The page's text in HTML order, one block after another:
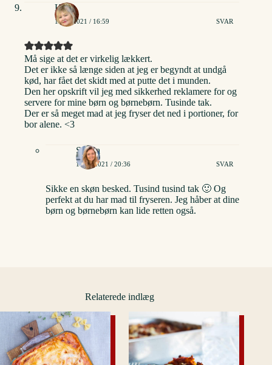
Helle
11/02/2021 / 16:59 SVAR
Må sige at det er virkelig lækkert.
Det er ikke så længe siden at jeg er begyndt at undgå
kød, har fået det skidt med at putte det i munden.
Den her opskrift vil jeg med sikkerhed reklamere for og
servere for mine børn og børnebørn. Tusinde tak.
Der er så meget mad at jeg fryser det ned i portioner, for
bor alene. <3
Stinna
11/02/2021 / 20:36 SVAR
Sikke en skøn besked. Tusind tusind tak 🙂 Og
perfekt at du har mad til fryseren. Jeg håber at dine
børn og børnebørn kan lide retten også.
Relaterede indlæg